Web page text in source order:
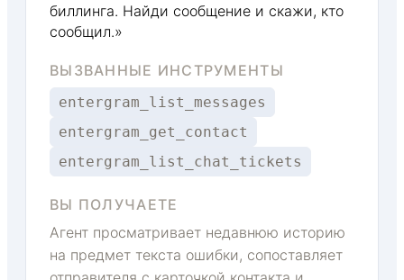
биллинга. Найди сообщение и скажи, кто
сообщил.»
ВЫЗВАННЫЕ ИНСТРУМЕНТЫ
entergram_list_messages
entergram_get_contact
entergram_list_chat_tickets
ВЫ ПОЛУЧАЕТЕ
Агент просматривает недавнюю историю
на предмет текста ошибки, сопоставляет